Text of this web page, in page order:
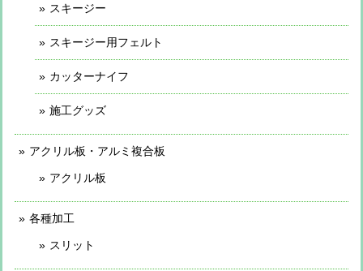
スキージー
スキージー用フェルト
カッターナイフ
施工グッズ
アクリル板・アルミ複合板
アクリル板
各種加工
スリット